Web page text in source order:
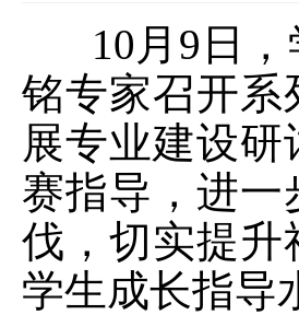
10 月 9 日
铭专家召开系
展专业建设
赛指导，进
伐，切实提升
学生成长指导